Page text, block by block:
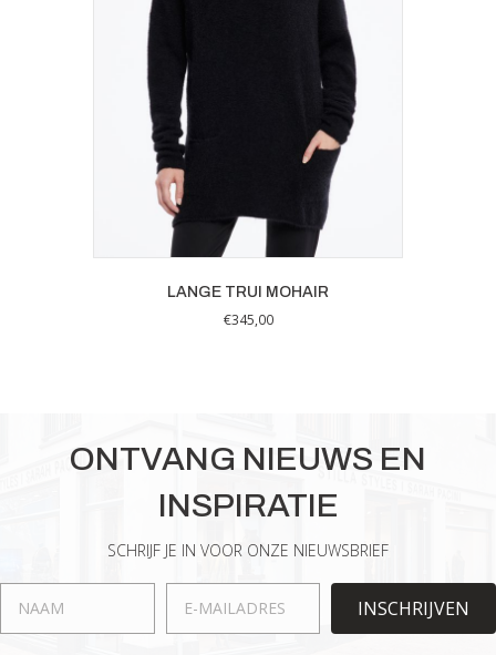
productpagina
LANGE TRUI MOHAIR
€345,00
ONTVANG NIEUWS EN
INSPIRATIE
SCHRIJF JE IN VOOR ONZE NIEUWSBRIEF
INSCHRIJVEN